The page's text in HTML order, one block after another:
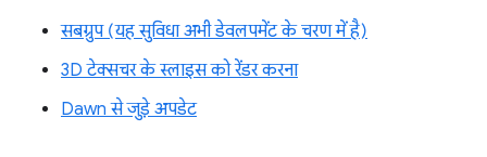
सबग्रुप (यह सुविधा अभी डेवलपमेंट के चरण में है)
3D टेक्सचर के स्लाइस को रेंडर करना
Dawn से जुड़े अपडेट